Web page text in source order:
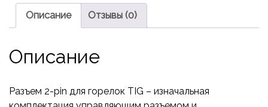
Описание Отзывы (0)
Описание
Разъем 2-pin для горелок TIG – изначальная